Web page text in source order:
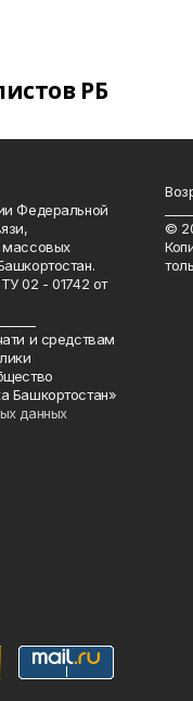
РБ
Федеральной
массовых
02 - 01742 от
и средствам
Башкортостан»
данных
©